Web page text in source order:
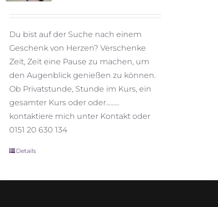
Du bist auf der Suche nach einem
Geschenk von Herzen? Verschenke
Zeit, Zeit eine Pause zu machen, um
den Augenblick genießen zu können.
Ob Privatstunde, Stunde im Kurs, ein
gesamter Kurs oder oder.........
kontaktiere mich unter Kontakt oder
0151 20 630 134
Details